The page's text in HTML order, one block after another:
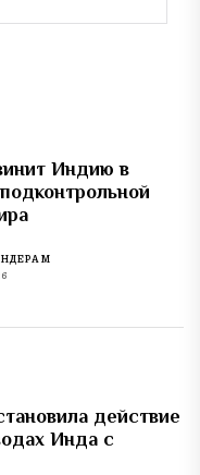
Индию в
действие
Инда с